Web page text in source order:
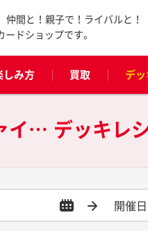
間と！親子で！ライバルと！
ドショップです。
しみ方 買取 デ
遊戯王OCG、ヴァイスシュヴァルツ、ヴァイスシュヴァルツブラウ、Reバース、ヴァンガード、遊戯王ラッシュデュエル、Z/X、ユニオンアリーナ、Lycee OVERTURE、デュエル・マスターズ、シャドウバース エボルヴ、バトルスピリッツ、ドラゴンボールスーパーカードゲーム フュージョンワールド、ウルトラマンカードゲーム、名探偵コナンカードゲーム、デジモンカードゲーム、プロ野球カードゲーム DREAM ORDER、ラブライブ！シリーズ オフィシャルカードゲーム、ファイナルファンタジーTCG、その他の デッキレ